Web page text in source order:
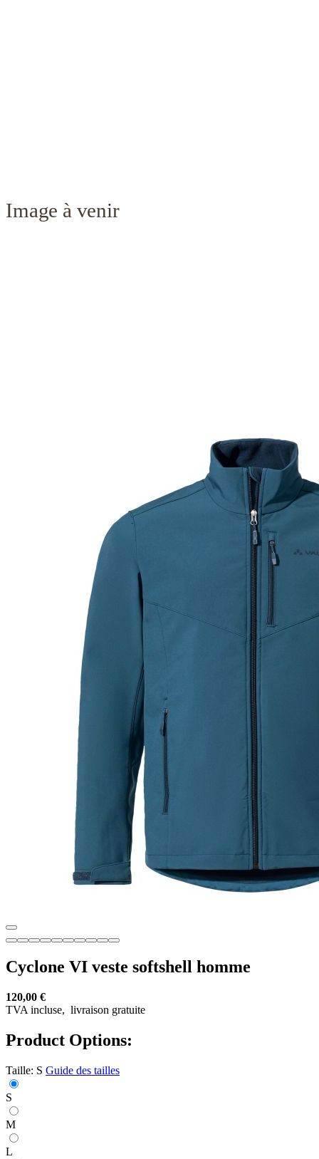
Cyclone VI veste softshell homme
120,00 €
TVA incluse, livraison gratuite
Product Options:
Taille: S Guide des tailles
S
M
L